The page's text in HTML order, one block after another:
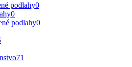
podlahy0
0
podlahy0
71